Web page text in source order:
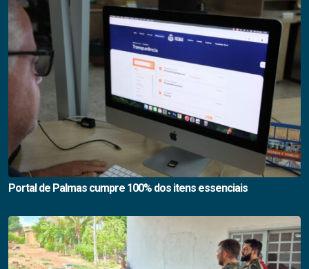
Portal de Palmas cumpre 100% dos itens essenciais